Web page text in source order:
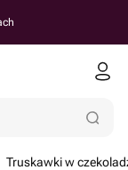
Truskawki w